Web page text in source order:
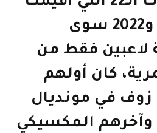
بين عامي 1930 و2022 سوى
فقط من
كان أولهم
زوف في مونديال
1982″، وآخرهم المكسيكي